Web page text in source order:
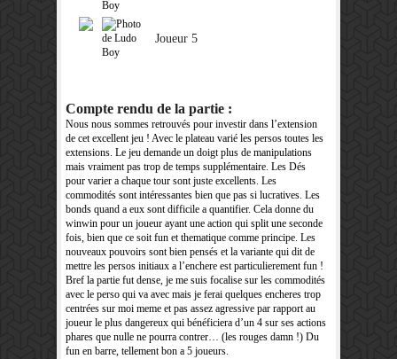
Joueur 5
Compte rendu de la partie :
Nous nous sommes retrouvés pour investir dans l’extension
de cet excellent jeu ! Avec le plateau varié les persos toutes les
extensions. Le jeu demande un doigt plus de manipulations
mais vraiment pas trop de temps supplémentaire. Les Dés
pour varier a chaque tour sont juste excellents. Les
commodités sont intéressantes bien que pas si lucratives. Les
bonds quand a eux sont difficile a quantifier. Cela donne du
winwin pour un joueur ayant une action qui split une seconde
fois, bien que ce soit fun et thematique comme principe. Les
nouveaux pouvoirs sont bien pensés et la variante qui dit de
mettre les persos initiaux a l’enchere est particulierement fun !
Bref la partie fut dense, je me suis focalise sur les commodités
avec le perso qui va avec mais je ferai quelques encheres trop
centrées sur moi meme et pas assez agressive par rapport au
joueur le plus dangereux qui bénéficiera d’un 4 sur ses actions
phares que nulle ne pourra contrer… (les rouges damn !) Du
fun en barre, tellement bon a 5 joueurs.